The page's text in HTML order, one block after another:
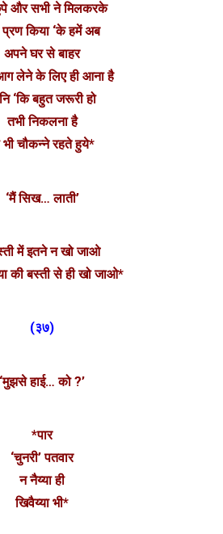
और सभी ने मिलकरके
किया ‘के हमें अब
अपने घर से बाहर
लेने के लिए ही आना है
‘कि बहुत जरूरी हो
तभी निकलना है
भी चौकन्ने रहते हुये*
‘मैं सिख… लाती’
में इतने न खो जाओ
की बस्ती से ही खो जाओ*
(३७)
‘मुझसे हाई… को ?’
*पार
‘चुनरी’ पतवार
न नैय्या ही
खिवैय्या भी*